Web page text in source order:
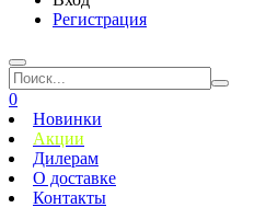
Регистрация
0
Новинки
Акции
Дилерам
О доставке
Контакты